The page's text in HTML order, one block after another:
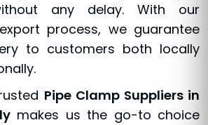
any delay. With our
process, we guarantee
to customers both locally
Pipe Clamp Suppliers in
makes us the go-to choice